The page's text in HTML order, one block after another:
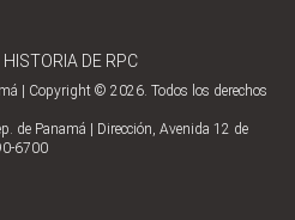
HISTORIA DE RPC
| Copyright © 2026. Todos los derechos
de Panamá | Dirección, Avenida 12 de
6700